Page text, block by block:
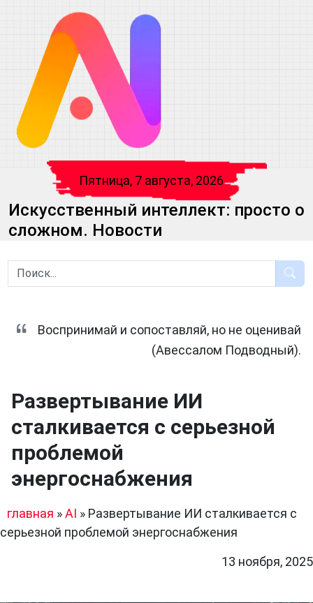
Пятница, 7 августа, 2026
Искусственный интеллект: просто о
сложном. Новости
Воспринимай и сопоставляй, но не оценивай
(Авессалом Подводный).
Развертывание ИИ
сталкивается с серьезной
проблемой
энергоснабжения
главная »AI » Развертывание ИИ сталкивается с
серьезной проблемой энергоснабжения
13 ноября, 2025